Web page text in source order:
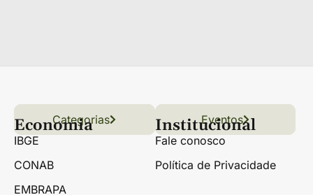
Links úteis
Conteúdo Grãos
Florestas Hortifrúti
Categorias Eventos
Economia
IBGE
CONAB
EMBRAPA
Institucional
Fale conosco
Política de Privacidade